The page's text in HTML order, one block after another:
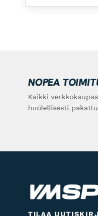
NOPEA
Kaikki
huolellisesti
TILAA